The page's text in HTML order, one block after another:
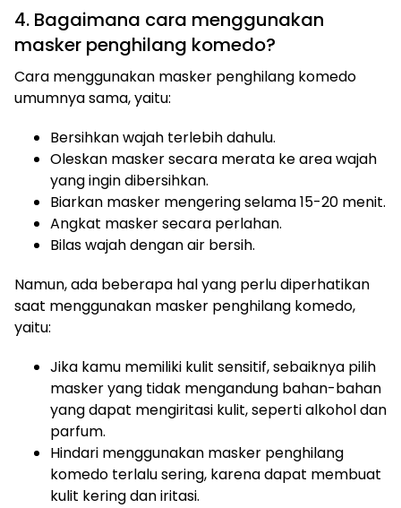
4. Bagaimana cara menggunakan
masker penghilang komedo?
Cara menggunakan masker penghilang komedo
umumnya sama, yaitu:
Bersihkan wajah terlebih dahulu.
Oleskan masker secara merata ke area wajah
yang ingin dibersihkan.
Biarkan masker mengering selama 15-20 menit.
Angkat masker secara perlahan.
Bilas wajah dengan air bersih.
Namun, ada beberapa hal yang perlu diperhatikan
saat menggunakan masker penghilang komedo,
yaitu:
Jika kamu memiliki kulit sensitif, sebaiknya pilih
masker yang tidak mengandung bahan-bahan
yang dapat mengiritasi kulit, seperti alkohol dan
parfum.
Hindari menggunakan masker penghilang
komedo terlalu sering, karena dapat membuat
kulit kering dan iritasi.